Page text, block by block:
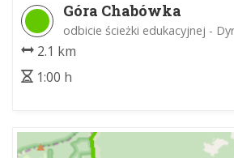
Góra Chabówka
odbicie ścieżki edukacyjnej -
2.1 km
1:00 h